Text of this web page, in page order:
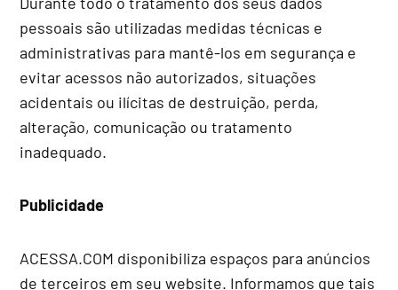
pessoais são utilizadas medidas técnicas e
administrativas para mantê-los em segurança e
evitar acessos não autorizados, situações
acidentais ou ilícitas de destruição, perda,
alteração, comunicação ou tratamento
inadequado.
Publicidade
ACESSA.COM disponibiliza espaços para anúncios
de terceiros em seu website. Informamos que tais